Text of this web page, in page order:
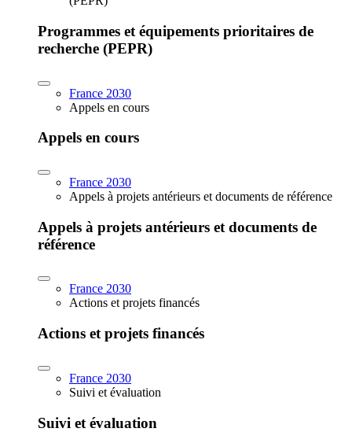
Programmes et équipements prioritaires de
recherche (PEPR)
France 2030
Appels en cours
Appels en cours
France 2030
Appels à projets antérieurs et documents de référence
Appels à projets antérieurs et documents de
référence
France 2030
Actions et projets financés
Actions et projets financés
France 2030
Suivi et évaluation
Suivi et évaluation